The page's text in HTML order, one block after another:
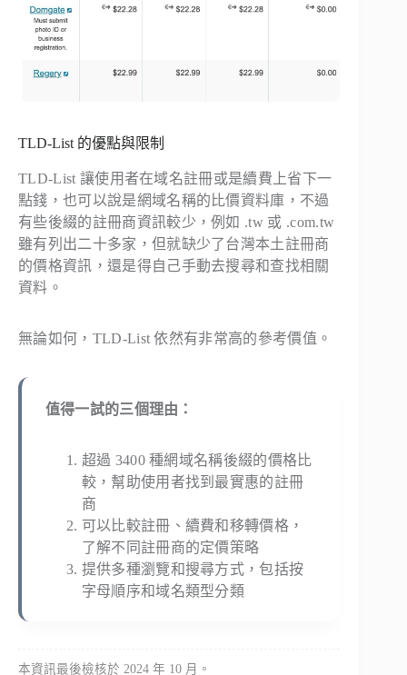
TLD-List 的優點與限制
TLD-List 讓使用者在域名註冊或是續費上省下一
點錢，也可以說是網域名稱的比價資料庫，不過
有些後綴的註冊商資訊較少，例如 .tw 或 .com.tw
雖有列出二十多家，但就缺少了台灣本土註冊商
的價格資訊，還是得自己手動去搜尋和查找相關
資料。
無論如何，TLD-List 依然有非常高的參考價值。
值得一試的三個理由：
超過 3400 種網域名稱後綴的價格比
較，幫助使用者找到最實惠的註冊
商
可以比較註冊、續費和移轉價格，
了解不同註冊商的定價策略
提供多種瀏覽和搜尋方式，包括按
字母順序和域名類型分類
本資訊最後檢核於 2024 年 10 月。